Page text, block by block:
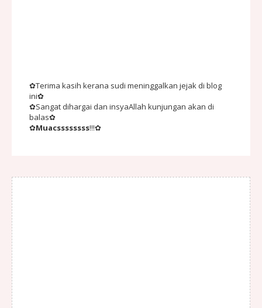
✿Terima kasih kerana sudi meninggalkan jejak di blog
ini✿
✿Sangat dihargai dan insyaAllah kunjungan akan di
balas✿
✿Muacssssssss!!!✿